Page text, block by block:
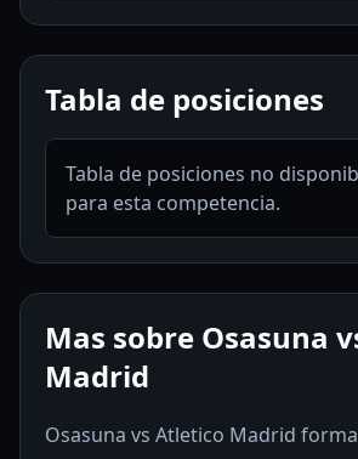
Tabla de posiciones
Tabla de posiciones no
para esta competencia.
Mas sobre Osasuna
Madrid
Osasuna vs Atletico Madrid